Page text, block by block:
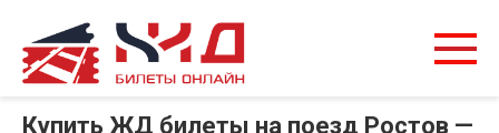
Купить ЖД билеты на поезд Ростов —